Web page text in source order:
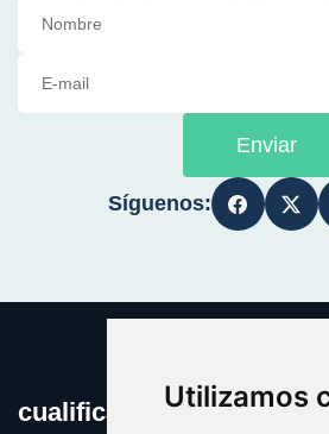
Utilizamos
Enviar
Síguenos:
cualificacion.es